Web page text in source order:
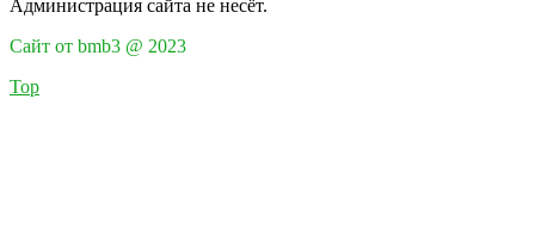
Администрация сайта не несёт.
Сайт от bmb3 @ 2023
Top